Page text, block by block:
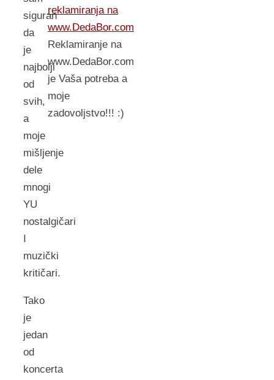
siguran
da
je
najbolji
od
svih,
a
moje
mišljenje
dele
mnogi
YU
nostalgičari
I
muzički
kritičari.
Tako
je
jedan
od
koncerta
reklamiranja na
www.DedaBor.com
Reklamiranje na
www.DedaBor.com
je Vaša potreba a
moje
zadovoljstvo!!! :)